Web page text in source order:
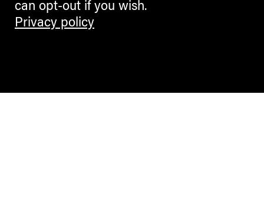
can opt-out if you wish.
Privacy policy